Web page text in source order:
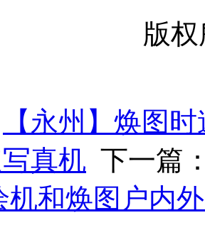
版
【永州】焕图
真机 下一篇
机和焕图户内